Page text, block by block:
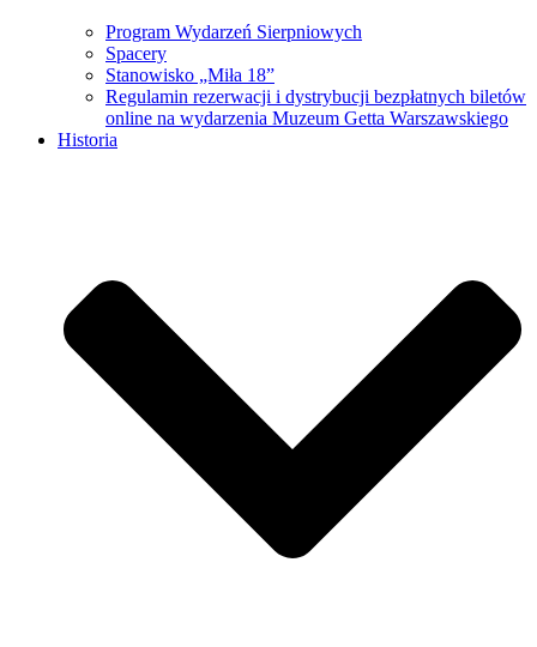
Program Wydarzeń Sierpniowych
Spacery
Stanowisko „Miła 18”
Regulamin rezerwacji i dystrybucji bezpłatnych biletów
online na wydarzenia Muzeum Getta Warszawskiego
Historia